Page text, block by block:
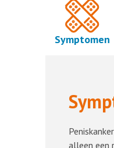
Symptomen
alleen een